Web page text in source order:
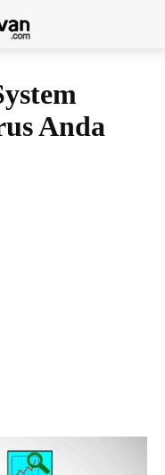
Anda